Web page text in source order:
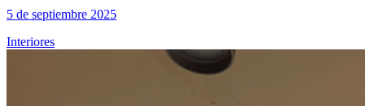
5 de septiembre 2025
Interiores